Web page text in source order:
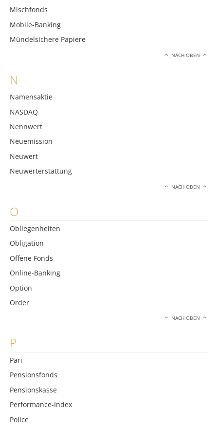
Mischfonds
Mobile-Banking
Mündelsichere Papiere
NACH OBEN
N
Namensaktie
NASDAQ
Nennwert
Neuemission
Neuwert
Neuwerterstattung
NACH OBEN
O
Obliegenheiten
Obligation
Offene Fonds
Online-Banking
Option
Order
NACH OBEN
P
Pari
Pensionsfonds
Pensionskasse
Performance-Index
Police